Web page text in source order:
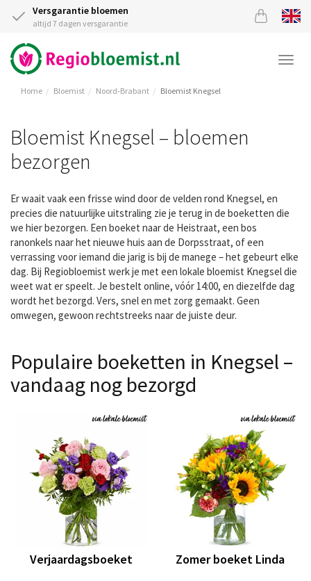
Versgarantie bloemen
altijd 7 dagen versgarantie
Home Bloemist Noord-Brabant Bloemist Knegsel
Bloemist Knegsel – bloemen
bezorgen
Er waait vaak een frisse wind door de velden rond Knegsel, en
precies die natuurlijke uitstraling zie je terug in de boeketten die
we hier bezorgen. Een boeket naar de Heistraat, een bos
ranonkels naar het nieuwe huis aan de Dorpsstraat, of een
verrassing voor iemand die jarig is bij de manege – het gebeurt elke
dag. Bij Regiobloemist werk je met een lokale bloemist Knegsel die
weet wat er speelt. Je bestelt online, vóór 14:00, en diezelfde dag
wordt het bezorgd. Vers, snel en met zorg gemaakt. Geen
omwegen, gewoon rechtstreeks naar de juiste deur.
Populaire boeketten in Knegsel –
vandaag nog bezorgd
Verjaardagsboeket Zomer boeket Linda